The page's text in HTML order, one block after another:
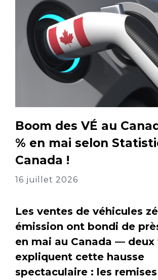
Boom des VÉ au
% en mai selon
Canada !
16 juillet 2026
Les ventes de véhicules
émission ont bondi de
en mai au Canada —
expliquent cette hausse
spectaculaire : les